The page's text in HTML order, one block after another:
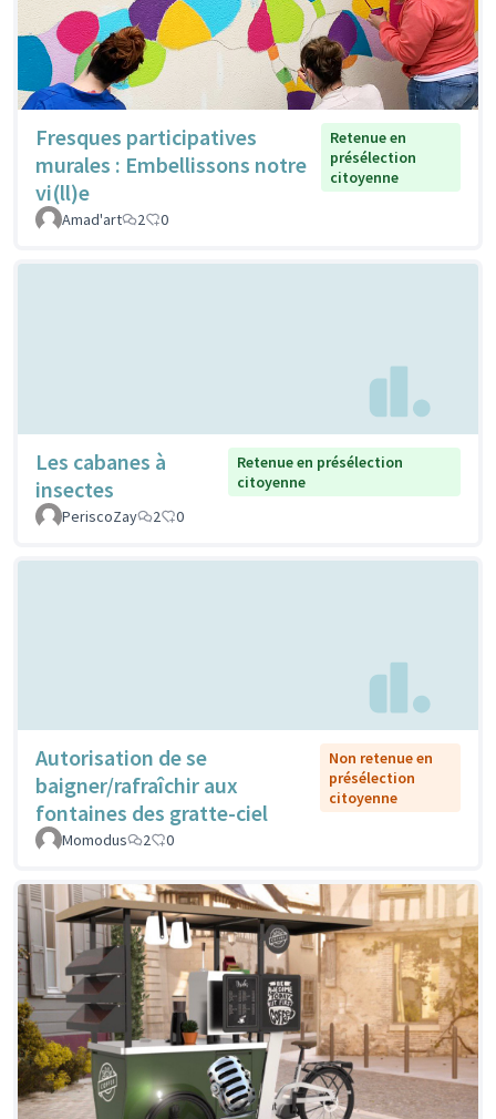
Fresques participatives
murales : Embellissons notre
vi(ll)e
Retenue en
présélection
citoyenne
Amad'art 2 0
Les cabanes à
insectes
Retenue en présélection
citoyenne
PeriscoZay
2 0
Autorisation de se
baigner/rafraîchir aux
fontaines des gratte-ciel
Non retenue en
présélection
citoyenne
Momodus 2 0